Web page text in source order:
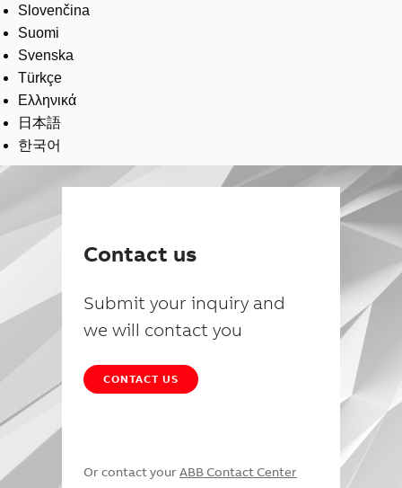
Slovenčina
Suomi
Svenska
Türkçe
Ελληνικά
日本語
한국어
Contact us
Submit your inquiry and
we will contact you
CONTACT US
Or contact your ABB Contact Center